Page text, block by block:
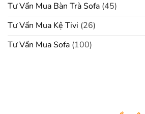
Tư Vấn Mua Bàn Trà Sofa (45)
Tư Vấn Mua Kệ Tivi (26)
Tư Vấn Mua Sofa (100)